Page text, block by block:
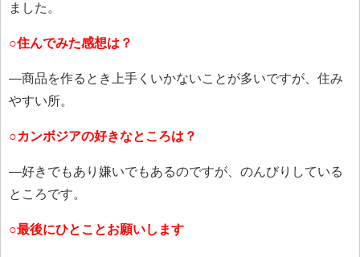
ました。
○住んでみた感想は？
―商品を作るとき上手くいかないことが多いですが、住み
やすい所。
○カンボジアの好きなところは？
―好きでもあり嫌いでもあるのですが、のんびりしている
ところです。
○最後にひとことお願いします